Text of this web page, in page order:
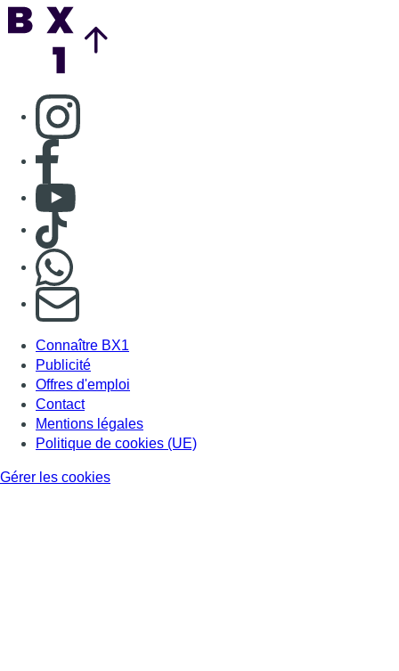
Consulter page Instagram
Consulter page Facebook
Consulter Youtube
Consulter TikTok
S'abonner à notre newsletter
Connaître BX1
Publicité
Offres d'emploi
Contact
Mentions légales
Politique de cookies (UE)
Gérer les cookies